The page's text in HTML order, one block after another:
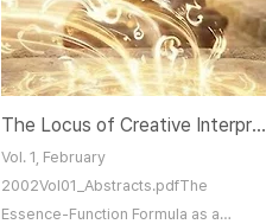
)Hangmyoung Gyejong ( 1867 ~
1929 )Mangong Wolmyeon ( 1871 ~
1946 )Hanam Jungwon ( 1876 ~ 1951
)Myori B..
The Locus of Creative Interpretation in Buddhist Thought and Culture
Vol. 1, February
2002Vol01_Abstracts.pdfThe
Essence-Function Formula as a